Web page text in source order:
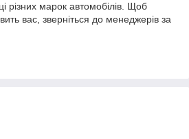
різних марок автомобілів. Щоб
вас, зверніться до менеджерів за